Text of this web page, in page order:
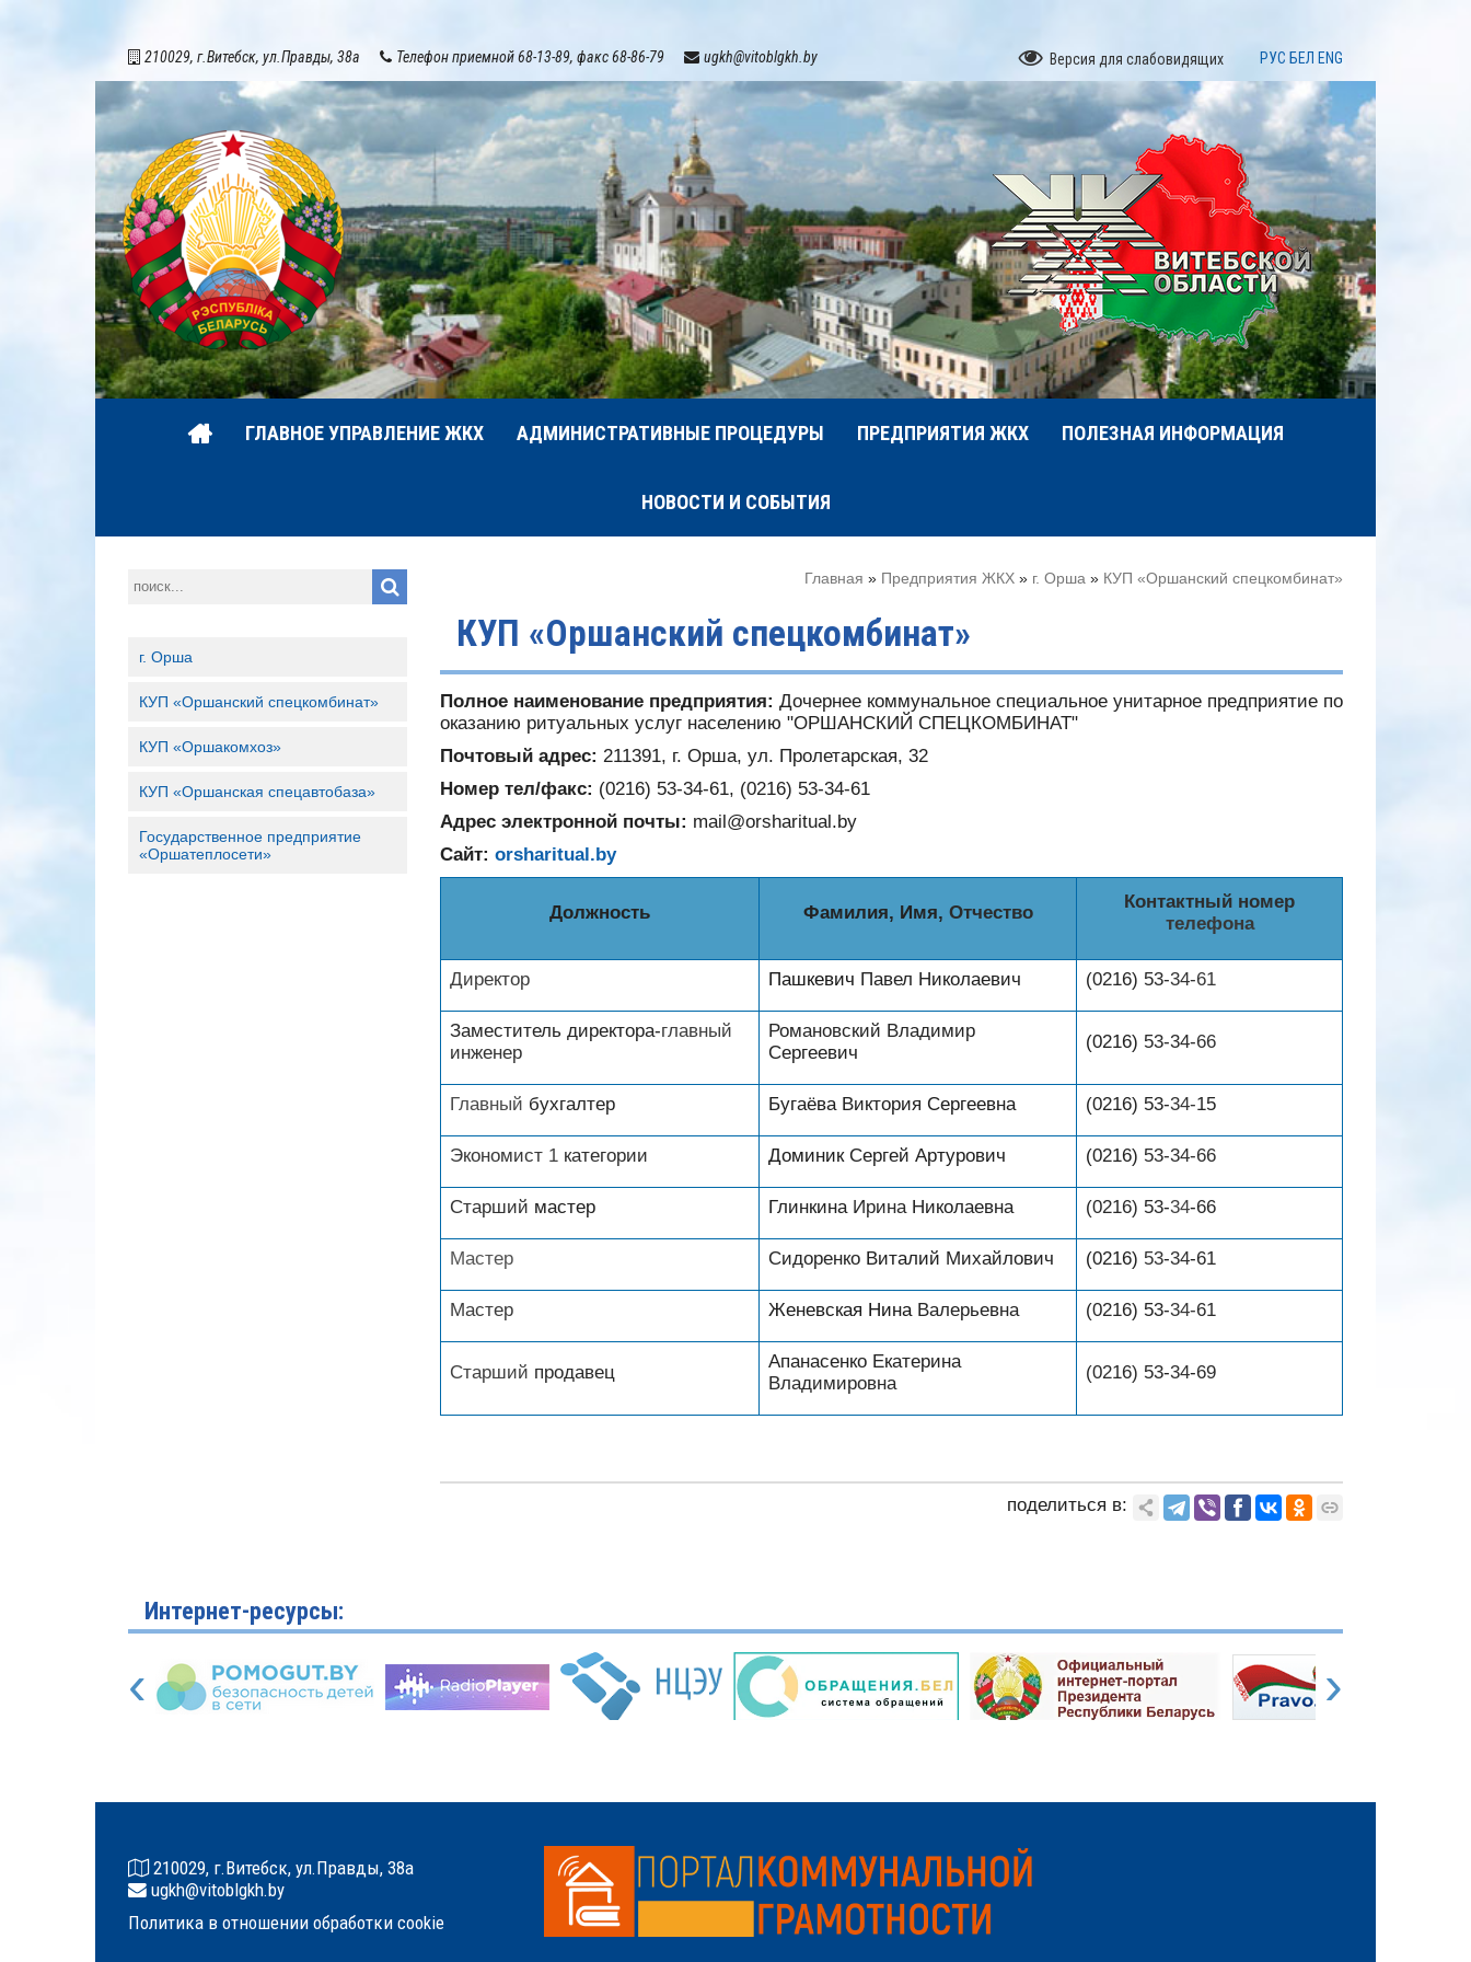
210029, г.Витебск, ул.Правды, 38а Телефон приемной 68-13-89, факс 68-86-79 ugkh@vitoblgkh.by Версия для слабовидящих РУС БЕЛ ENG
ГЛАВНОЕ УПРАВЛЕНИЕ ЖКХ АДМИНИСТРАТИВНЫЕ ПРОЦЕДУРЫ ПРЕДПРИЯТИЯ ЖКХ ПОЛЕЗНАЯ ИНФОРМАЦИЯ
НОВОСТИ И СОБЫТИЯ
Главная » Предприятия ЖКХ » г. Орша » КУП «Оршанский спецкомбинат»
КУП «Оршанский спецкомбинат»
Полное наименование предприятия: Дочернее коммунальное специальное унитарное предприятие по
оказанию ритуальных услуг населению "ОРШАНСКИЙ СПЕЦКОМБИНАТ"
Почтовый адрес: 211391, г. Орша, ул. Пролетарская, 32
Номер тел/факс: (0216) 53-34-61, (0216) 53-34-61
Адрес электронной почты: mail@orsharitual.by
Сайт: orsharitual.by
Должность Фамилия, Имя, Отчество
Контактный номер
телефона
Директор Пашкевич Павел Николаевич (0216) 53-34-61
Заместитель директора-главный
инженер
Романовский Владимир
Сергеевич
(0216) 53-34-66
Главный бухгалтер Бугаёва Виктория Сергеевна (0216) 53-34-15
Экономист 1 категории Доминик Сергей Артурович (0216) 53-34-66
Старший мастер Глинкина Ирина Николаевна (0216) 53-34-66
Macтep Сидоренко Виталий Михайлович (0216) 53-34-61
Мастер Женевская Нина Валерьевна (0216) 53-34-61
Старший продавец
Апанасенко Екатерина
Владимировна
(0216) 53-34-69
поделиться в:
г. Орша
КУП «Оршанский спецкомбинат»
КУП «Оршакомхоз»
КУП «Оршанская спецавтобаза»
Государственное предприятие
«Оршатеплосети»
Интернет-ресурсы:
‹ ›
210029, г.Витебск, ул.Правды, 38а
ugkh@vitoblgkh.by
Политика в отношении обработки cookie